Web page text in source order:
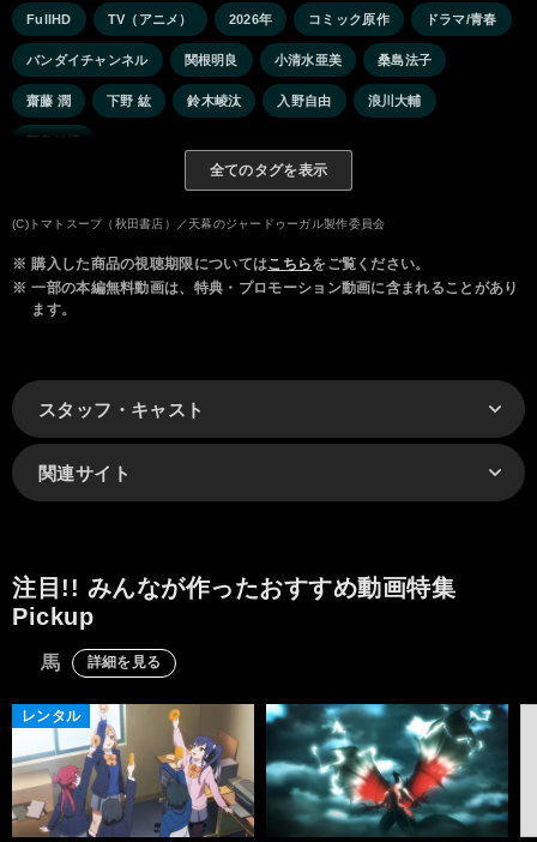
FullHD TV（アニメ） 2026年 コミック原作 ドラマ/青春
バンダイチャンネル 関根明良 小清水亜美 桑島法子
齋藤 潤 下野 紘 鈴木崚汰 入野自由 浪川大輔
野島健児
全てのタグを表示
(C)トマトスープ（秋田書店）／天幕のジャードゥーガル製作委員会
※ 購入した商品の視聴期限についてはこちらをご覧ください。
※ 一部の本編無料動画は、特典・プロモーション動画に含まれることがあり
ます。
スタッフ・キャスト
関連サイト
注目!! みんなが作ったおすすめ動画特集
Pickup
馬 詳細を見る
レンタル